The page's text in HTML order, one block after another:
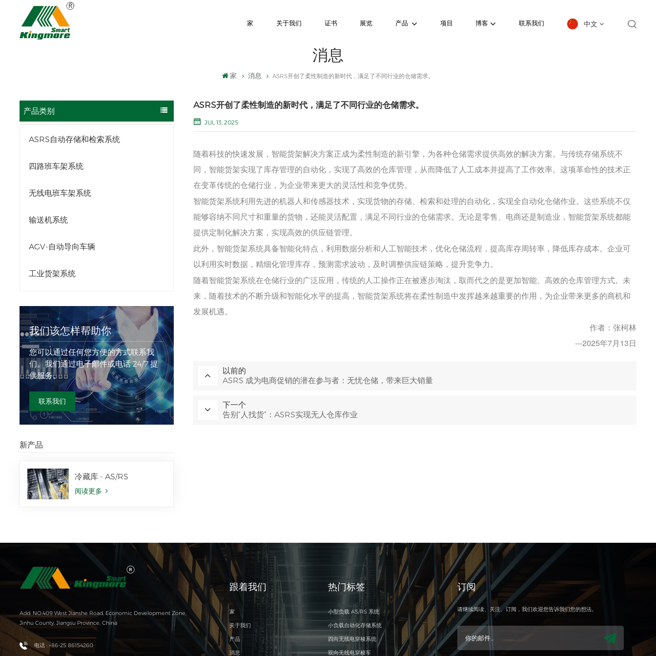
家 关于我们 证书 展览 产品 项目 博客 联系我们 中文
한국의
Deutsch
français
العربية
português
消息
家 消息 ASRS开创了柔性制造的新时代，满足了不同行业的仓储需求。
产品类别
ASRS自动存储和检索系统
四路班车架系统
无线电班车架系统
输送机系统
AGV-自动导向车辆
工业货架系统
我们该怎样帮助你
您可以通过任何您方便的方式联系我
们。我们通过电子邮件或电话 24/7 提
供服务。
联系我们
新产品
冷藏库 - AS/RS
阅读更多
ASRS开创了柔性制造的新时代，满足了不同行业的仓储需求。
JUL 13, 2025
随着科技的快速发展，智能货架解决方案正成为柔性制造的新引擎，为各种仓储需求提供高效的解决方案。与传统存储系统不
同，智能货架实现了库存管理的自动化，实现了高效的仓库管理，从而降低了人工成本并提高了工作效率。这项革命性的技术正
在变革传统的仓储行业，为企业带来更大的灵活性和竞争优势。
智能货架系统利用先进的机器人和传感器技术，实现货物的存储、检索和处理的自动化，实现全自动化仓储作业。这些系统不仅
能够容纳不同尺寸和重量的货物，还能灵活配置，满足不同行业的仓储需求。无论是零售、电商还是制造业，智能货架系统都能
提供定制化解决方案，实现高效的供应链管理。
此外，智能货架系统具备智能化特点，利用数据分析和人工智能技术，优化仓储流程，提高库存周转率，降低库存成本。企业可
以利用实时数据，精细化管理库存，预测需求波动，及时调整供应链策略，提升竞争力。
随着智能货架系统在仓储行业的广泛应用，传统的人工操作正在被逐步淘汰，取而代之的是更加智能、高效的仓库管理方式。未
来，随着技术的不断升级和智能化水平的提高，智能货架系统将在柔性制造中发挥越来越重要的作用，为企业带来更多的商机和
发展机遇。
作者：张柯林
---2025年7月13日
以前的
ASRS 成为电商促销的潜在参与者：无忧仓储，带来巨大销量
下一个
告别“人找货”：ASRS实现无人仓库作业
Add: NO.409 West Jianshe Road, Economic Development Zone,
Jinhu County, Jiangsu Province, China
电话 : +86-25 86154260
跟着我们
家
关于我们
产品
消息
热门标签
小型负载 AS/RS 系统
小负载自动化存储系统
四向无线电穿梭系统
双向无线电穿梭车
订阅
请继续阅读、关注、订阅，我们欢迎您告诉我们您的想法。